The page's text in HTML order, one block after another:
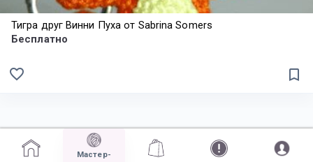
Мастер-
Тигра друг Винни Пуха от Sabrina Somers
Бесплатно
bookmark_border
favorite_border